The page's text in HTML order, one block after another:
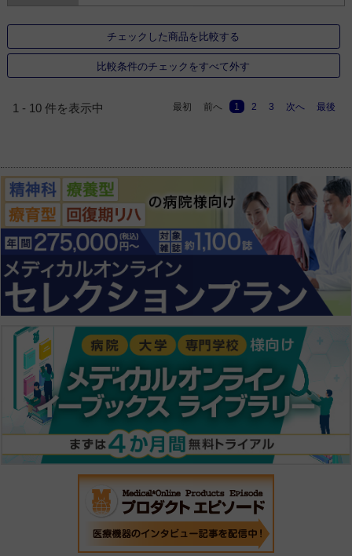
チェックした商品を比較する
比較条件のチェックをすべて外す
1 - 10 件を表示中 最初 前へ 1 2 3 次へ 最後